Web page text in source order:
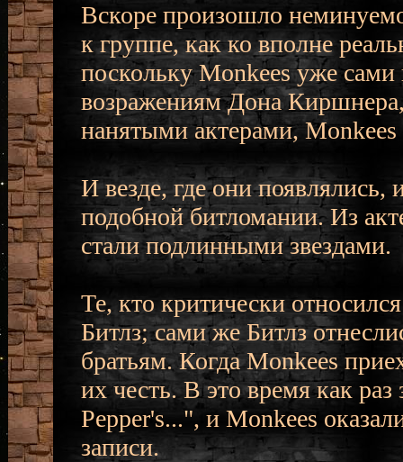
Вскоре произошло
к группе, как ко вполне
поскольку Monkees уже сами
возражениям Дона
нанятыми актерами,
И везде, где они появлялись,
подобной битломании. Из
стали подлинными звездами.
Те, кто критически
Битлз; сами же Битлз
братьям. Когда Monkees
их честь. В это время как
Pepper's...", и Monkees
записи.